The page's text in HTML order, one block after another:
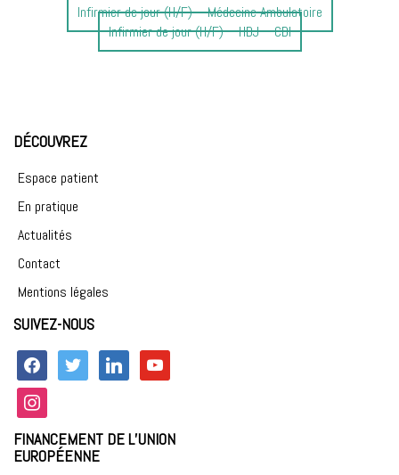
Article
précédent
Infirmier de jour (H/F) – Médecine Ambulatoire
Article
suivant
Infirmier de jour (H/F) – HDJ – CDI
DÉCOUVREZ
Espace patient
En pratique
Actualités
Contact
Mentions légales
SUIVEZ-NOUS
facebooktwitter linkedin youtube
instagram
FINANCEMENT DE L’UNION
EUROPÉENNE